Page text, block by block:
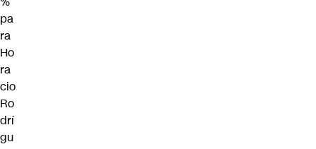
pa
ra
Ho
ra
cio
Ro
drí
gu